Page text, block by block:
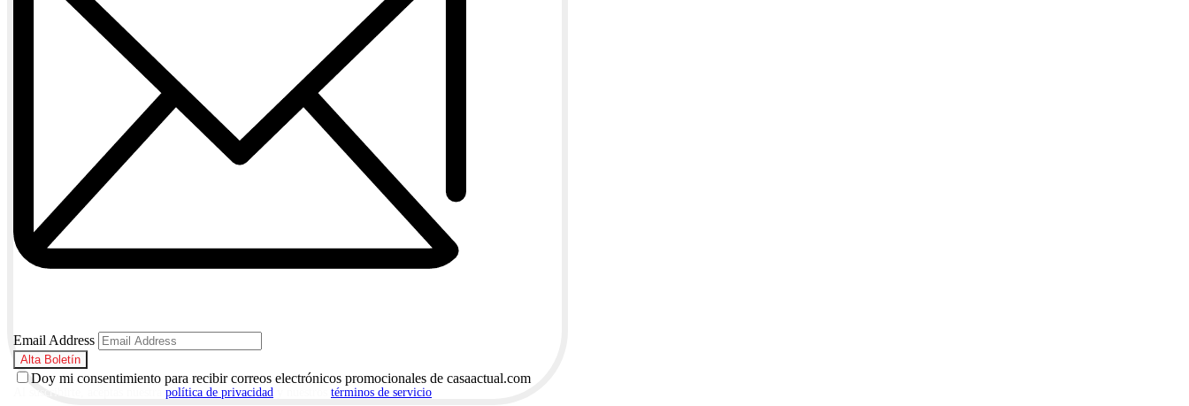
Email Address
Doy mi consentimiento para recibir correos electrónicos promocionales de casaactual.com
política de privacidad términos de servicio